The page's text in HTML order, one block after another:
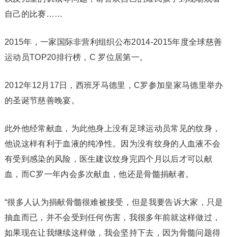
自己的比赛……
2015年，一家国际非营利组织公布2014-2015年度全球慈善
运动员TOP20排行榜，C 罗位居第一。
2012年12月17日，西班牙马德里，C罗参加皇家马德里举办
的圣诞节慈善晚宴。
此外他经常献血，为此他身上没有足球运动员常见的纹身，
他说这样有利于血液的纯净性。因为没有纹身的人血液不会
有受到感染的风险，医生建议纹身完四个月以后才可以献
血，而C罗一年内会多次献血，他还是骨髓捐献者。
“很多人认为捐献骨髓很难被接受，但是我要告诉大家，只是
抽血而已，并不会受到任何伤害，我很多年前就这样做过，
如果现在让我继续这样做，我会坚持下去，因为骨髓问题得